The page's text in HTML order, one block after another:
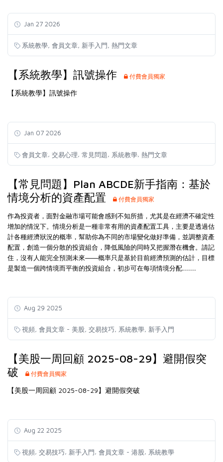
Jan 27 2026
系統教學 會員文章 新手入門 熱門文章
【系統教學】訊號操作 付費會員獨家
【系統教學】訊號操作
Jan 07 2026
會員文章, 交易心理, 常見問題 , 系統教學, 熱門文章
【常見問題】Plan ABCDE新手指南：基於
情境分析的資產配置
付費會員獨家
作為投資者，面對金融市場可能會感到不知所措，尤其是在經濟不確定性
增加的情況下。情境分析是一種非常有用的資產配置工具，主要是透過估
計各種經濟狀況的概率，幫助你為不同的市場變化做好準備，並調整資產
配置，創造一個分散的投資組合，降低風險的同時又把握潛在機會。請記
住，沒有人能完全預測未來——概率只是基於目前經濟預測的估計，目標
是製造一個跨情境而平衡的投資組合，初步可在每項情境分配.......
Aug 29 2025
視頻 會員文章 - 美股 交易技巧 系統教學 新手入門
【美股一周回顧 2025-08-29】避開假突
破
付費會員獨家
【美股一周回顧 2025-08-29】避開假突破
Aug 22 2025
視頻, 交易技巧, 新手入門, 會員文章 - 港股, 系統教學